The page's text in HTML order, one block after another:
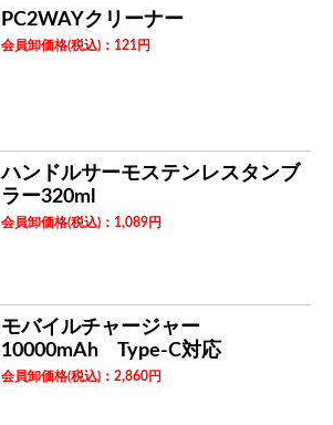
PC2WAYクリーナー
会員卸価格(税込) ： 121 円
ハンドルサーモステンレスタンブ
ラー320ml
会員卸価格(税込) ： 1,089円
モバイルチャージャー
10000mAh Type-C対応
会員卸価格(税込) ： 2,860円